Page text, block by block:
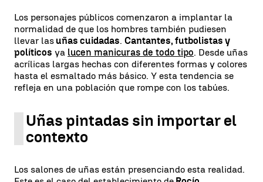
Los personajes públicos comenzaron a implantar la
normalidad de que los hombres también pudiesen
llevar las uñas cuidadas. Cantantes, futbolistas y
políticos ya lucen manicuras de todo tipo. Desde uñas
acrílicas largas hechas con diferentes formas y colores
hasta el esmaltado más básico. Y esta tendencia se
refleja en una población que rompe con los tabúes.
Uñas pintadas sin importar el
contexto
Los salones de uñas están presenciando esta realidad.